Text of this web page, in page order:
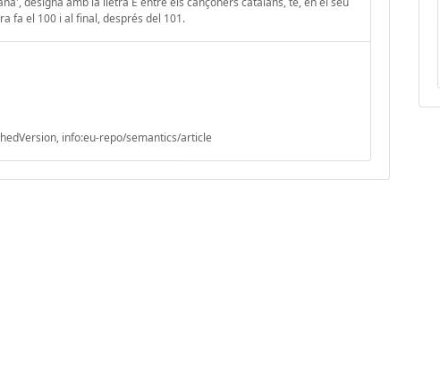
fa el 100 i al final, després del 101.
info:eu-repo/semantics/article